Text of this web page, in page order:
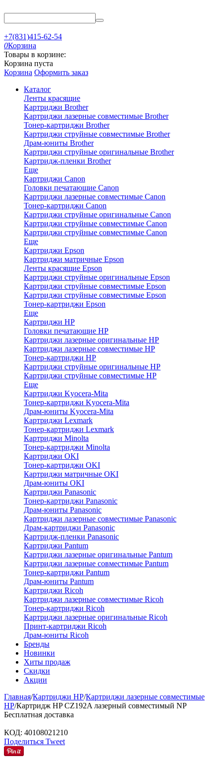
+7(831)415-62-54
0Корзина
Товары в корзине:
Корзина пуста
Корзина Оформить заказ
Каталог
Ленты красящие
Картриджи Brother
Картриджи лазерные совместимые Brother
Тонер-картриджи Brother
Картриджи струйные совместимые Brother
Драм-юниты Brother
Картриджи струйные оригинальные Brother
Картридж-пленки Brother
Еще
Картриджи Canon
Головки печатающие Canon
Картриджи лазерные совместимые Canon
Тонер-картриджи Canon
Картриджи струйные оригинальные Canon
Картриджи струйные совместимые Canon
Картриджи струйные совместимые Canon
Еще
Картриджи Epson
Картриджи матричные Epson
Ленты красящие Epson
Картриджи струйные оригинальные Epson
Картриджи струйные совместимые Epson
Картриджи струйные совместимые Epson
Тонер-картриджи Epson
Еще
Картриджи HP
Головки печатающие HP
Картриджи лазерные оригинальные HP
Картриджи лазерные совместимые HP
Тонер-картриджи HP
Картриджи струйные оригинальные HP
Картриджи струйные совместимые HP
Еще
Картриджи Kyocera-Mita
Тонер-картриджи Kyocera-Mita
Драм-юниты Kyocera-Mita
Картриджи Lexmark
Тонер-картриджи Lexmark
Картриджи Minolta
Тонер-картриджи Minolta
Картриджи OKI
Тонер-картриджи OKI
Картриджи матричные OKI
Драм-юниты OKI
Картриджи Panasonic
Тонер-картриджи Panasonic
Драм-юниты Panasonic
Картриджи лазерные совместимые Panasonic
Драм-картриджи Panasonic
Картридж-пленки Panasonic
Картриджи Pantum
Картриджи лазерные оригинальные Pantum
Картриджи лазерные совместимые Pantum
Тонер-картриджи Pantum
Драм-юниты Pantum
Картриджи Ricoh
Картриджи лазерные совместимые Ricoh
Тонер-картриджи Ricoh
Картриджи лазерные оригинальные Ricoh
Принт-картриджи Ricoh
Драм-юниты Ricoh
Бренды
Новинки
Хиты продаж
Скидки
Акции
Главная/Картриджи HP/Картриджи лазерные совместимые
HP/Картридж HP CZ192A лазерный совместимый NP
Бесплатная доставка
КОД: 40108021210
Поделиться Tweet